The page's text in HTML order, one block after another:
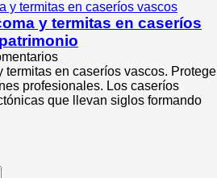
y termitas en caseríos
termitas en caseríos vascos. Protege
profesionales. Los caseríos
que llevan siglos formando